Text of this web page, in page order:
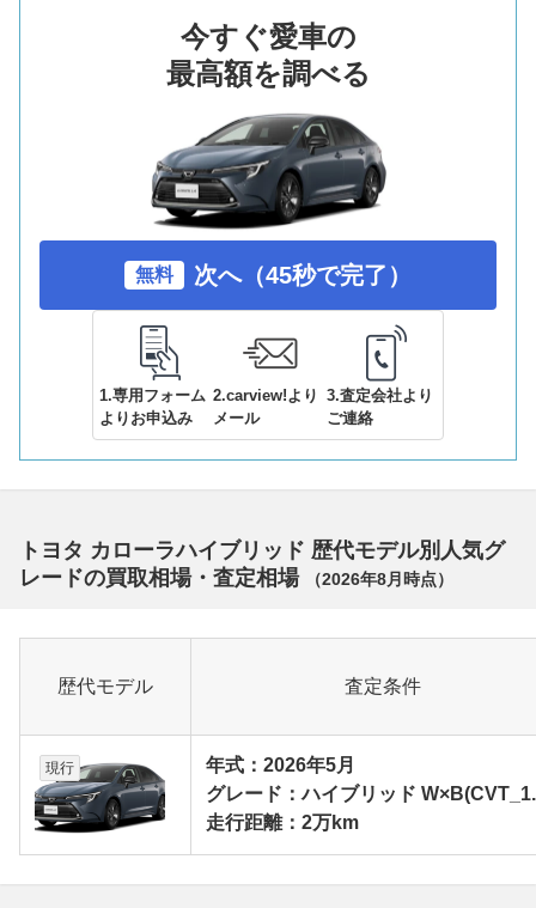
今すぐ愛車の
最高額を調べる
無料 次へ（45秒で完了）
1.専用フォーム
よりお申込み
2.carview!より
メール
3.査定会社より
ご連絡
トヨタ カローラハイブリッド 歴代モデル別人気グ
レードの買取相場・査定相場
（2026年8月 時点）
歴代モデル 査定条件
現行
年式：2026年5月
グレード：ハイブリッド
走行距離：2万km